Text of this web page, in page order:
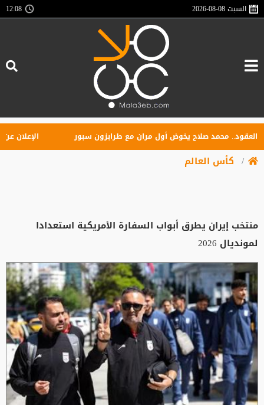
السبت2026-08-08
12:08
محمد صلاح يخوض أول مران مع طرابزون سبور الإعلان عن
كأس العالم
منتخب إيران يطرق أبواب السفارة الأمريكية استعدادا
لمونديال 2026